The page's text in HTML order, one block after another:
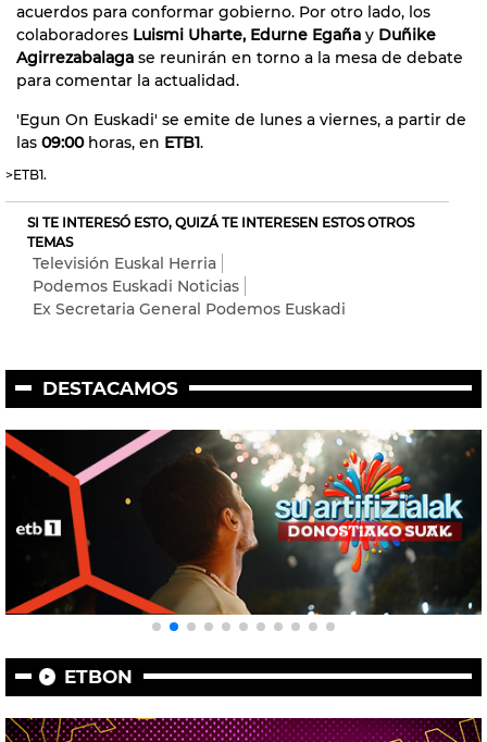
acuerdos para conformar gobierno. Por otro lado, los
colaboradores Luismi Uharte, Edurne Egaña y Duñike
Agirrezabalaga se reunirán en torno a la mesa de debate
para comentar la actualidad.
'Egun On Euskadi' se emite de lunes a viernes, a partir de
las 09:00horas, en ETB1.
>ETB1.
SI TE INTERESÓ ESTO, QUIZÁ TE INTERESEN ESTOS OTROS
TEMAS
Televisión Euskal Herria
Podemos Euskadi Noticias
Ex Secretaria General Podemos Euskadi
DESTACAMOS
ETBON